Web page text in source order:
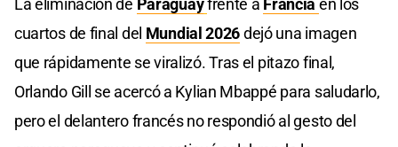
La eliminación de Paraguayfrente a Francia en los
cuartos de final del Mundial 2026dejó una imagen
que rápidamente se viralizó. Tras el pitazo final,
Orlando Gill se acercó a Kylian Mbappé para saludarlo,
pero el delantero francés no respondió al gesto del